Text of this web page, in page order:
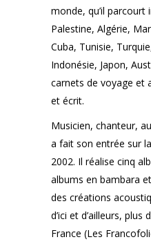
monde, qu’il parcourt
Palestine, Algérie,
Cuba, Tunisie,
Indonésie, Japon,
carnets de voyage et
et écrit.
Musicien, chanteur,
a fait son entrée sur
2002. Il réalise cinq
albums en bambara
des créations
d’ici et d’ailleurs, plus
France (Les